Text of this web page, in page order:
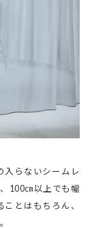
入らないシームレ
100㎝以上でも幅
とはもちろん、